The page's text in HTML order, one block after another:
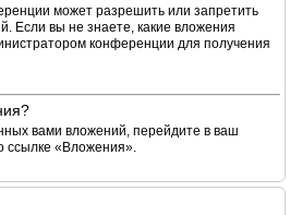
может разрешить или запретить
Если вы не знаете, какие вложения
конференции для получения
вами вложений, перейдите в ваш
ссылке «Вложения».